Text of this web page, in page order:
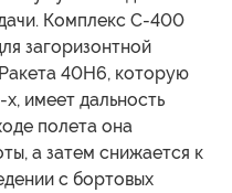
Комплекс С-400
загоризонтной
40Н6, которую
имеет дальность
полета она
а затем снижается к
с бортовых